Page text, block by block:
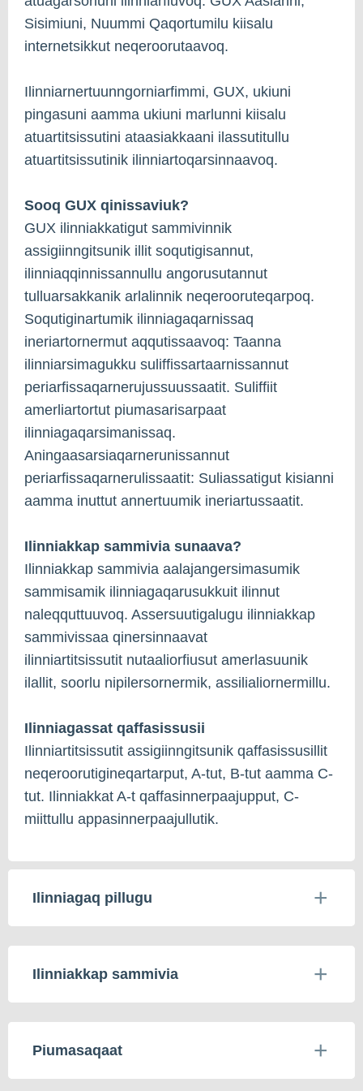
Sisimiuni, Nuummi Qaqortumilu kiisalu
internetsikkut neqeroorutaavoq.
Ilinniarnertuunngorniarfimmi, GUX, ukiuni
pingasuni aamma ukiuni marlunni kiisalu
atuartitsissutini ataasiakkaani ilassutitullu
atuartitsissutinik ilinniartoqarsinnaavoq.
Sooq GUX qinissaviuk?
GUX ilinniakkatigut sammivinnik
assigiinngitsunik illit soqutigisannut,
ilinniaqqinnissannullu angorusutannut
tulluarsakkanik arlalinnik neqerooruteqarpoq.
Soqutiginartumik ilinniagaqarnissaq
ineriartornermut aqqutissaavoq: Taanna
ilinniarsimagukku suliffissartaarnissannut
periarfissaqarnerujussuussaatit. Suliffiit
amerliartortut piumasarisarpaat
ilinniagaqarsimanissaq.
Aningaasarsiaqarnerunissannut
periarfissaqarnerulissaatit: Suliassatigut kisianni
aamma inuttut annertuumik ineriartussaatit.
Ilinniakkap sammivia sunaava?
Ilinniakkap sammivia aalajangersimasumik
sammisamik ilinniagaqarusukkuit ilinnut
naleqquttuuvoq. Assersuutigalugu ilinniakkap
sammivissaa qinersinnaavat
ilinniartitsissutit nutaaliorfiusut amerlasuunik
ilallit, soorlu nipilersornermik, assilialiornermillu.
Ilinniagassat qaffasissusii
Ilinniartitsissutit assigiinngitsunik qaffasissusillit
neqeroorutigineqartarput, A-tut, B-tut aamma C-
tut. Ilinniakkat A-t qaffasinnerpaajupput, C-
miittullu appasinnerpaajullutik.
Ilinniagaq pillugu
Ilinniakkap sammivia
Piumasaqaat